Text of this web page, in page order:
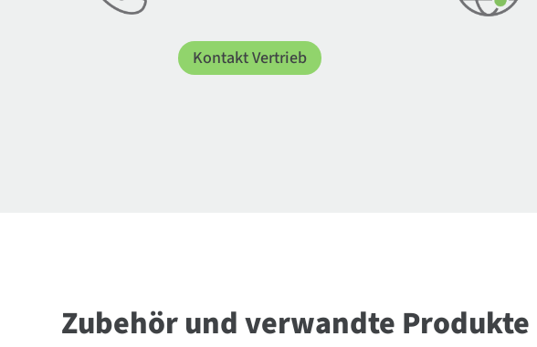
Kontakt Vertrieb
Zubehör und verwandte Produkte